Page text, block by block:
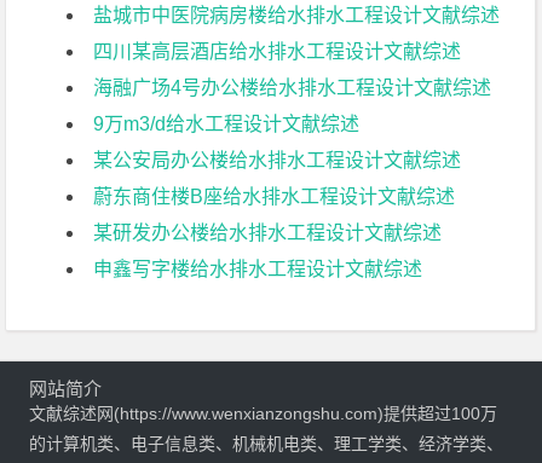
盐城市中医院病房楼给水排水工程设计文献综述
四川某高层酒店给水排水工程设计文献综述
海融广场4号办公楼给水排水工程设计文献综述
9万m3/d给水工程设计文献综述
某公安局办公楼给水排水工程设计文献综述
蔚东商住楼B座给水排水工程设计文献综述
某研发办公楼给水排水工程设计文献综述
申鑫写字楼给水排水工程设计文献综述
网站简介
文献综述网(https://www.wenxianzongshu.com)提供超过100万
的计算机类、电子信息类、机械机电类、理工学类、经济学类、